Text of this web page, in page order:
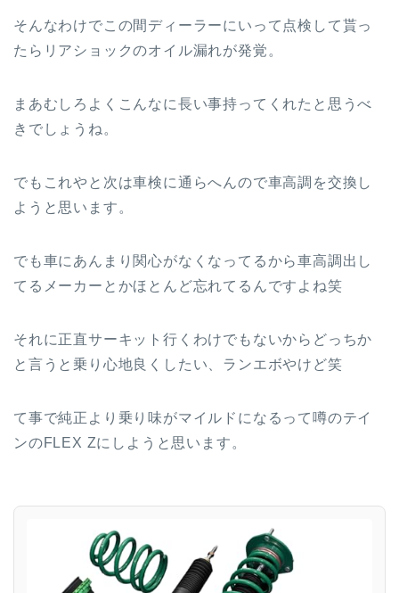
そんなわけでこの間ディーラーにいって点検して貰っ
たらリアショックのオイル漏れが発覚。
まあむしろよくこんなに長い事持ってくれたと思うべ
きでしょうね。
でもこれやと次は車検に通らへんので車高調を交換し
ようと思います。
でも車にあんまり関心がなくなってるから車高調出し
てるメーカーとかほとんど忘れてるんですよね笑
それに正直サーキット行くわけでもないからどっちか
と言うと乗り心地良くしたい、ランエボやけど笑
て事で純正より乗り味がマイルドになるって噂のテイ
ンのFLEX Zにしようと思います。